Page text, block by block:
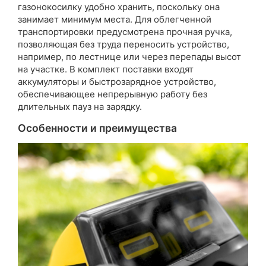
газонокосилку удобно хранить, поскольку она
занимает минимум места. Для облегченной
транспортировки предусмотрена прочная ручка,
позволяющая без труда переносить устройство,
например, по лестнице или через перепады высот
на участке. В комплект поставки входят
аккумуляторы и быстрозарядное устройство,
обеспечивающее непрерывную работу без
длительных пауз на зарядку.
Особенности и преимущества